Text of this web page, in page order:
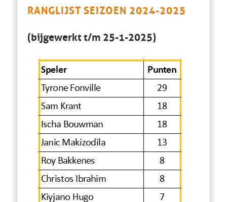
RANGLIJST SEIZOEN 2024-2025
(bijgewerkt t/m 25-1-2025)